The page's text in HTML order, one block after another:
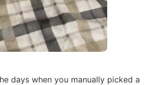
days when you manually picked a